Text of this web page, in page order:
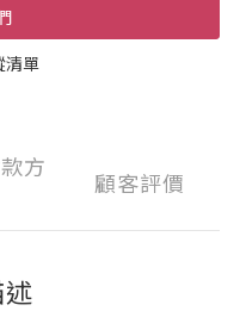
清單
方
顧客評價